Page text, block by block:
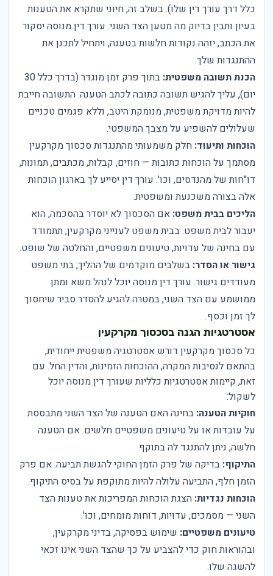
כלל דרך עורך דין שלו). בשלב זה, חיוני שתקרא את הטענות
בעיון ותבין בדיוק מה מטען הצד השני. עורך דין מנוסה יסקור
את הכתב, יזהה נקודות חלשות בטענה, ויתחיל לתכנן את
ההתנגדות שלך.
הכנת תשובה משפטית:
בתוך פרק זמן מוגדר (בדרך כלל 30
יום), עליך להגיש תשובה כתובה לכתב הטענה. התשובה חייבת
להיות מדויקת משפטית, מנומקת היטב, וללא פגמים טכניים
שעלולים להשפיע על מצבך המשפטי.
הוכחות ותיעוד: חלק משמעותי מהתנגדות סכסוך מקרקעין
מסתמך על הוכחות כתובות — חוזים, קבלות, מכתבים, תמונות,
דו"חות של מהנדסים, וכו'. עורך דין יסייע לך בארגון הוכחות
אלה בצורה משכנעת ומשפטית.
הליכים בבית משפט: אם הסכסוך לא יוסדר בהסכמה, הוא
יעבור לבית משפט. בבית משפט לענייני מקרקעין, תתמודד
עם בחינה של עדויות, טיעונים משפטיים, והחלטה של שופט.
גישור או הסדר: בשלבים מוקדמים של ההליך, בתי משפט
מעודדים גישור. עורך דין מנוסה יוכל לנהל משא ומתן
ממושמע עם הצד השני, במטרה להגיע להסדר סביר שיחסוך
לך זמן וכסף.
אסטרטגיות הגנה בסכסוך מקרקעין
כל סכסוך מקרקעין דורש אסטרטגיה משפטית ייחודית,
בהתאם לנסיבות המקרה, ההוכחות הזמינות, והדין החל. עם
זאת, קיימות אסטרטגיות כלליות שעורך דין מנוסה יוכל
לשקול:
חוקיות הטענה: בחינה האם הטענה של הצד השני מתבססת
על עובדות או על טיעונים משפטיים חלשים. אם הטענה
חלשה, ניתן להתנגד לה בתוקף.
התיקוף: בדיקה של פרק הזמן החוקי להגשת תביעה. אם פרק
הזמן חלף, התביעה עלולה להיות מתוקפת על בסיס התיקוף.
הוכחות נגדיות: הצגת הוכחות המפריכות את טענות הצד
השני — מסמכים, עדויות, דוחות מומחים, וכו'.
טיעונים משפטיים: שימוש בפסיקה, בדיני מקרקעין,
ובהוראות חוק כדי להצביע על כך שהצד השני אינו זכאי
להשגה שלו.